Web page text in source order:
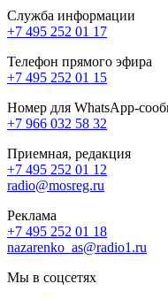
Служба информации
+7 495 252 01 17
Телефон прямого эфира
+7 495 252 01 15
Номер для WhatsApp-
+7 966 032 58 32
Приемная, редакция
+7 495 252 01 12
radio@mosreg.ru
Реклама
+7 495 252 01 18
nazarenko_as@radio1.ru
Мы в соцсетях